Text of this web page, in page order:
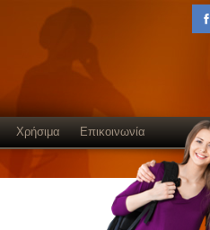
Χρήσιμα Επικοινωνία